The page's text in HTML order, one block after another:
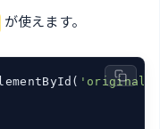
が使えます。
'original'